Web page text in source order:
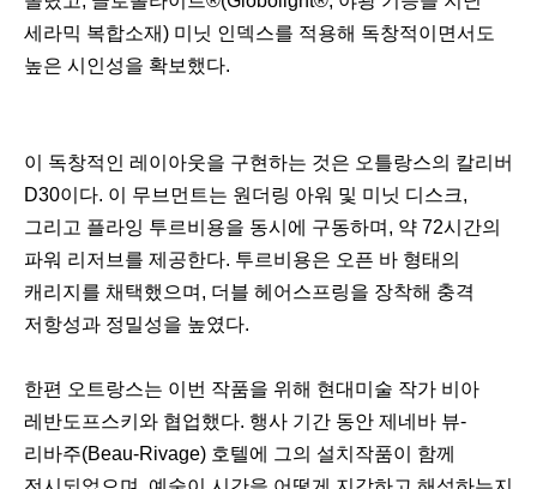
세라믹 복합소재) 미닛 인덱스를 적용해 독창적이면서도
높은 시인성을 확보했다.
이 독창적인 레이아웃을 구현하는 것은 오틀랑스의 칼리버
D30이다. 이 무브먼트는 원더링 아워 및 미닛 디스크,
그리고 플라잉 투르비용을 동시에 구동하며, 약 72시간의
파워 리저브를 제공한다. 투르비용은 오픈 바 형태의
캐리지를 채택했으며, 더블 헤어스프링을 장착해 충격
저항성과 정밀성을 높였다.
한편 오트랑스는 이번 작품을 위해 현대미술 작가 비아
레반도프스키와 협업했다. 행사 기간 동안 제네바 뷰-
리바주(Beau-Rivage) 호텔에 그의 설치작품이 함께